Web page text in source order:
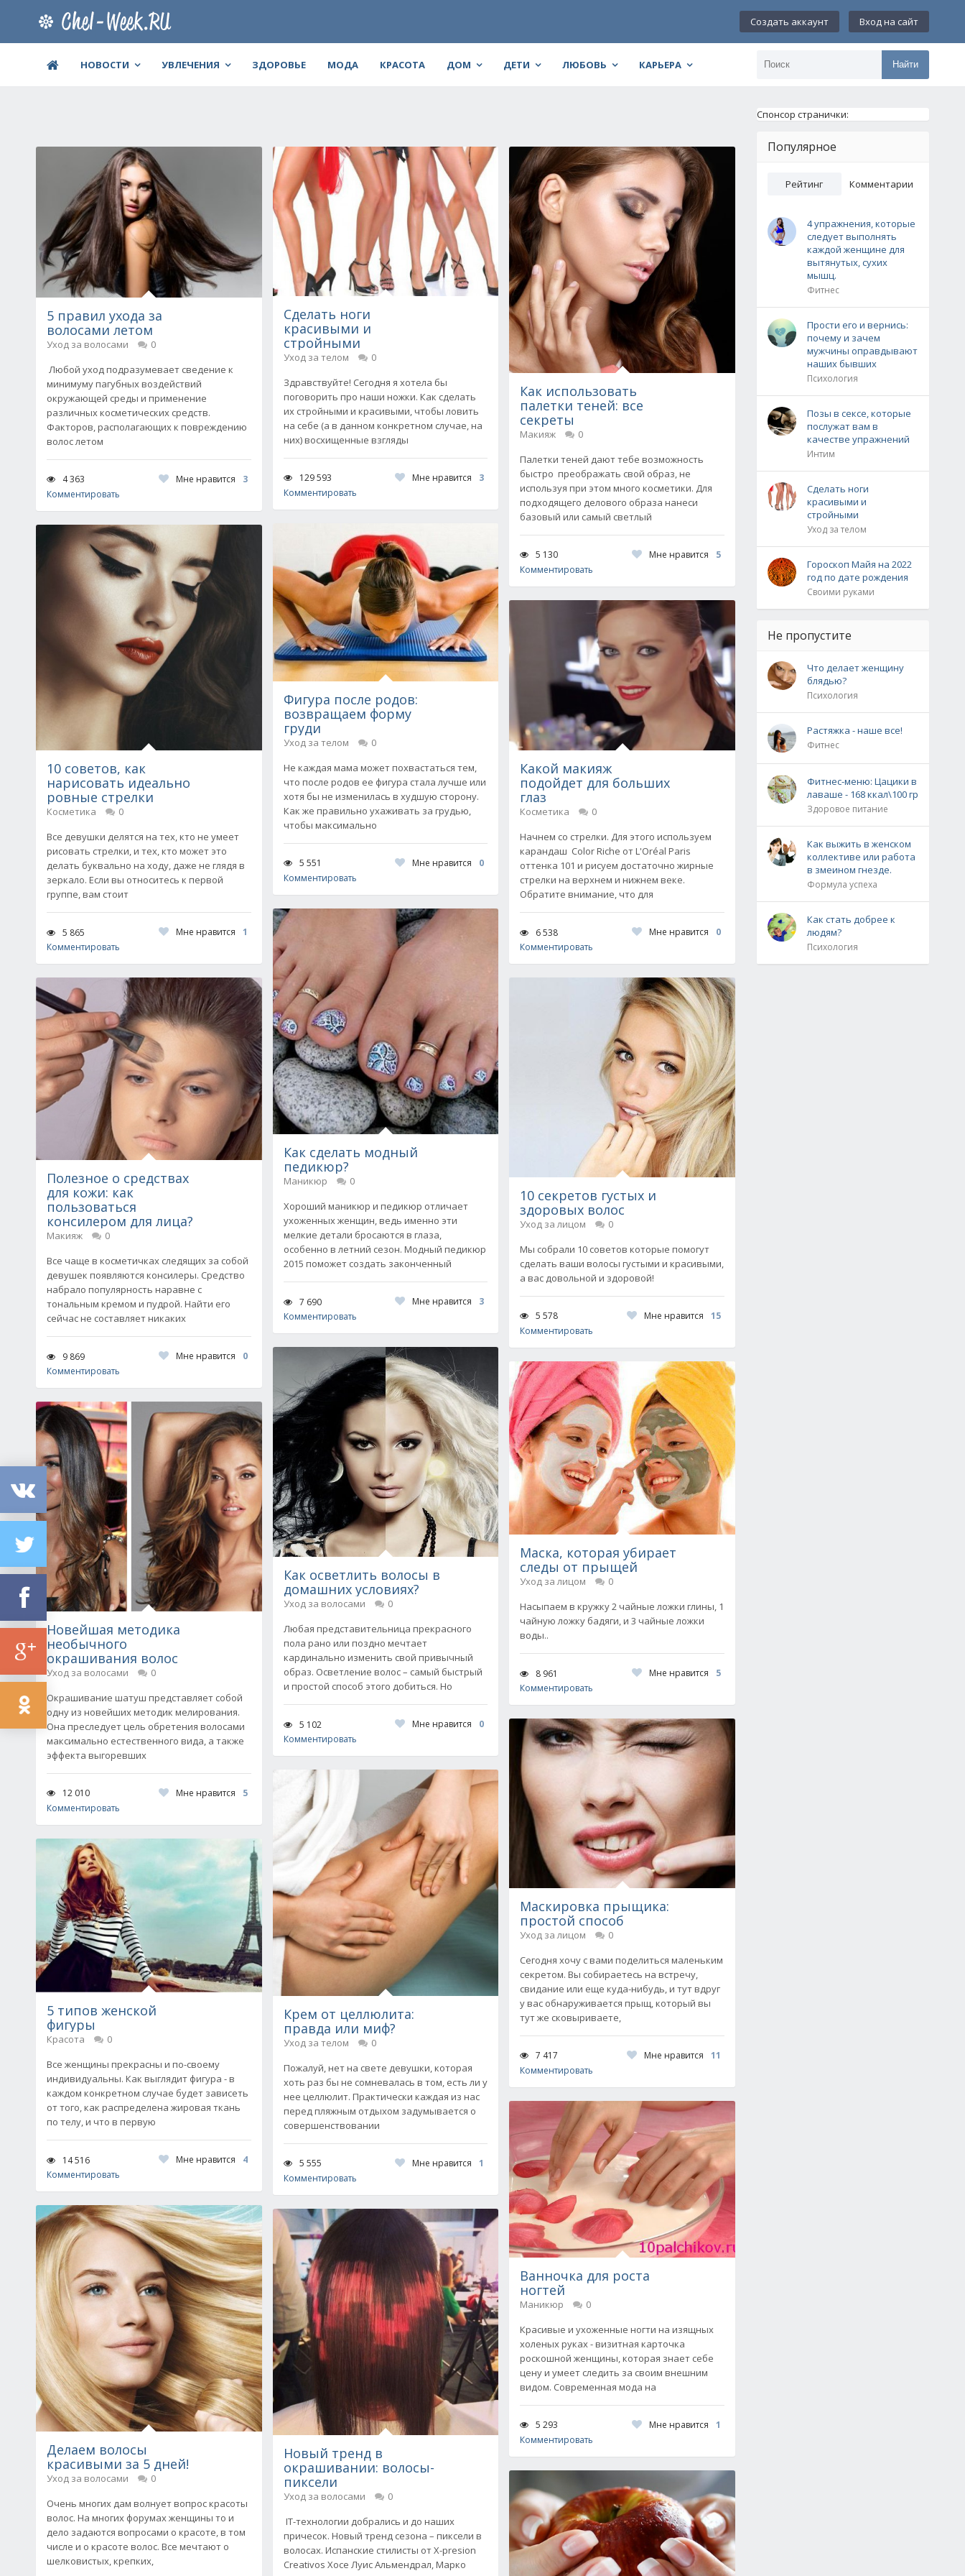
Создать аккаунт Вход на сайт
НОВОСТИ УВЛЕЧЕНИЯ ЗДОРОВЬЕ МОДА КРАСОТА ДОМ ДЕТИ ЛЮБОВЬ КАРЬЕРА Найти
5 правил ухода за
волосами летом
Уход за волосами
0
Любой уход подразумевает сведение к
минимуму пагубных воздействий
окружающей среды и применение
различных косметических средств.
Факторов, располагающих к повреждению
волос летом
4 363 Мне нравится
3
Комментировать
10 советов, как
нарисовать идеально
ровные стрелки
Косметика
0
Все девушки делятся на тех, кто не умеет
рисовать стрелки, и тех, кто может это
делать буквально на ходу, даже не глядя в
зеркало. Если вы относитесь к первой
группе, вам стоит
5 865 Мне нравится
1
Комментировать
Полезное о средствах
для кожи: как
пользоваться
консилером для лица?
Макияж
0
Все чаще в косметичках следящих за собой
девушек появляются консилеры. Средство
набрало популярность наравне с
тональным кремом и пудрой. Найти его
сейчас не составляет никаких
9 869 Мне нравится
0
Комментировать
Новейшая методика
необычного
окрашивания волос
Уход за волосами
0
Окрашивание шатуш представляет собой
одну из новейших методик мелирования.
Она преследует цель обретения волосами
максимально естественного вида, а также
эффекта выгоревших
12 010 Мне нравится
5
Комментировать
5 типов женской
фигуры
Красота
0
Все женщины прекрасны и по-своему
индивидуальны. Как выглядит фигура - в
каждом конкретном случае будет зависеть
от того, как распределена жировая ткань
по телу, и что в первую
14 516 Мне нравится
4
Комментировать
Делаем волосы
красивыми за 5 дней!
Уход за волосами
0
Очень многих дам волнует вопрос красоты
волос. На многих форумах женщины то и
дело задаются вопросами о красоте, в том
числе и о красоте волос. Все мечтают о
шелковистых, крепких,
Сделать ноги
красивыми и
стройными
Уход за телом
0
Здравствуйте! Сегодня я хотела бы
поговорить про наши ножки. Как сделать
их стройными и красивыми, чтобы ловить
на себе (а в данном конкретном случае, на
них) восхищенные взгляды
129 593 Мне нравится
3
Комментировать
Фигура после родов:
возвращаем форму
груди
Уход за телом
0
Не каждая мама может похвастаться тем,
что после родов ее фигура стала лучше или
хотя бы не изменилась в худшую сторону.
Как же правильно ухаживать за грудью,
чтобы максимально
5 551 Мне нравится
0
Комментировать
Как сделать модный
педикюр?
Маникюр
0
Хороший маникюр и педикюр отличает
ухоженных женщин, ведь именно эти
мелкие детали бросаются в глаза,
особенно в летний сезон. Модный педикюр
2015 поможет создать законченный
7 690 Мне нравится
3
Комментировать
Как осветлить волосы в
домашних условиях?
Уход за волосами
0
Любая представительница прекрасного
пола рано или поздно мечтает
кардинально изменить свой привычный
образ. Осветление волос – самый быстрый
и простой способ этого добиться. Но
5 102 Мне нравится
0
Комментировать
Крем от целлюлита:
правда или миф?
Уход за телом
0
Пожалуй, нет на свете девушки, которая
хоть раз бы не сомневалась в том, есть ли у
нее целлюлит. Практически каждая из нас
перед пляжным отдыхом задумывается о
совершенствовании
5 555 Мне нравится
1
Комментировать
Новый тренд в
окрашивании: волосы-
пиксели
Уход за волосами
0
IT-технологии добрались и до наших
причесок. Новый тренд сезона – пиксели в
волосах. Испанские стилисты от X-presion
Creativos Хосе Луис Альмендрал, Марко
Как использовать
палетки теней: все
секреты
Макияж
0
Палетки теней дают тебе возможность
быстро преображать свой образ, не
используя при этом много косметики. Для
подходящего делового образа нанеси
базовый или самый светлый
5 130 Мне нравится
5
Комментировать
Какой макияж
подойдет для больших
глаз
Косметика
0
Начнем со стрелки. Для этого используем
карандаш Color Riche от L'Oréal Paris
оттенка 101 и рисуем достаточно жирные
стрелки на верхнем и нижнем веке.
Обратите внимание, что для
6 538 Мне нравится
0
Комментировать
10 секретов густых и
здоровых волос
Уход за лицом
0
Мы собрали 10 советов которые помогут
сделать ваши волосы густыми и красивыми,
а вас довольной и здоровой!
5 578 Мне нравится
15
Комментировать
Маска, которая убирает
следы от прыщей
Уход за лицом
0
Насыпаем в кружку 2 чайные ложки глины, 1
чайную ложку бадяги, и 3 чайные ложки
воды..
8 961 Мне нравится
5
Комментировать
Маскировка прыщика:
простой способ
Уход за лицом
0
Сегодня хочу с вами поделиться маленьким
секретом. Вы собираетесь на встречу,
свидание или еще куда-нибудь, и тут вдруг
у вас обнаруживается прыщ, который вы
тут же сковыриваете,
7 417 Мне нравится
11
Комментировать
Ванночка для роста
ногтей
Маникюр
0
Красивые и ухоженные ногти на изящных
холеных руках - визитная карточка
роскошной женщины, которая знает себе
цену и умеет следить за своим внешним
видом. Современная мода на
5 293 Мне нравится
1
Комментировать
Спонсор странички:
Популярное
Рейтинг Комментарии
4 упражнения, которые
следует выполнять
каждой женщине для
вытянутых, сухих
мышц.
Фитнес
Прости его и вернись:
почему и зачем
мужчины оправдывают
наших бывших
Психология
Позы в сексе, которые
послужат вам в
качестве упражнений
Интим
Сделать ноги
красивыми и
стройными
Уход за телом
Гороскоп Майя на 2022
год по дате рождения
Своими руками
Не пропустите
Что делает женщину
блядью?
Психология
Растяжка - наше все!
Фитнес
Фитнес-меню: Цацики в
лаваше - 168 ккал\100 гр
Здоровое питание
Как выжить в женском
коллективе или работа
в змеином гнезде.
Формула успеха
Как стать добрее к
людям?
Психология